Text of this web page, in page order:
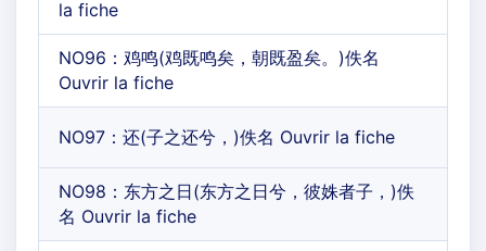
la fiche
NO96：鸡鸣(鸡既鸣矣，朝既盈矣。)佚名
Ouvrir la fiche
NO97：还(子之还兮，)佚名 Ouvrir la fiche
NO98：东方之日(东方之日兮，彼姝者子，)佚
名 Ouvrir la fiche